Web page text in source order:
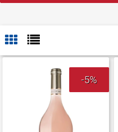
-5%